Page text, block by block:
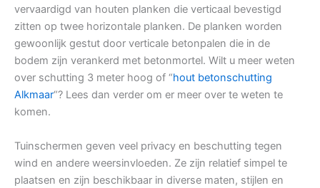
vervaardigd van houten planken die verticaal bevestigd
zitten op twee horizontale planken. De planken worden
gewoonlijk gestut door verticale betonpalen die in de
bodem zijn verankerd met betonmortel. Wilt u meer weten
over schutting 3 meter hoog of “hout betonschutting
Alkmaar“? Lees dan verder om er meer over te weten te
komen.
Tuinschermen geven veel privacy en beschutting tegen
wind en andere weersinvloeden. Ze zijn relatief simpel te
plaatsen en zijn beschikbaar in diverse maten, stijlen en